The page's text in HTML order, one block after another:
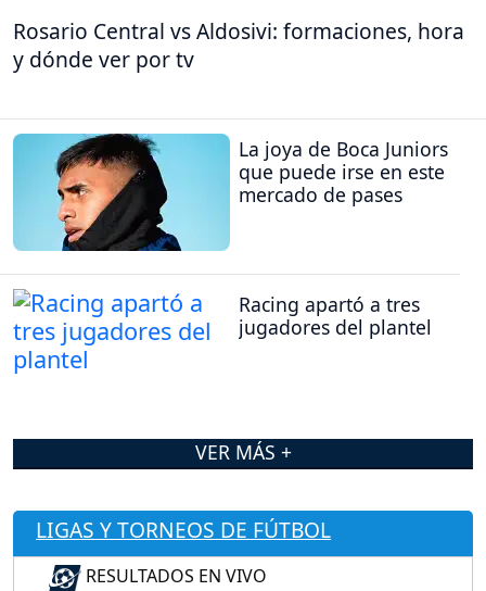
Rosario Central vs Aldosivi: formaciones, hora
y dónde ver por tv
La joya de Boca Juniors
que puede irse en este
mercado de pases
Racing apartó a tres
jugadores del plantel
VER MÁS +
LIGAS Y TORNEOS DE FÚTBOL
RESULTADOS EN VIVO